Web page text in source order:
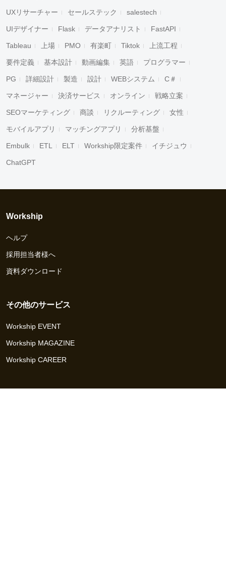
UXリサーチャー セールステック salestech
UIデザイナー Flask データアナリスト FastAPI
Tableau 上場 PMO 有楽町 Tiktok 上流工程
要件定義 基本設計 動画編集 英語 プログラマー
PG 詳細設計 製造 設計 WEBシステム C＃
マネージャー 決済サービス オンライン 戦略立案
SEOマーケティング 商談 リクルーティング 女性
モバイルアプリ マッチングアプリ 分析基盤
Embulk ETL ELT Workship限定案件 イチジュウ
ChatGPT
Workship
ヘルプ
採用担当者様へ
資料ダウンロード
その他のサービス
Workship EVENT
Workship MAGAZINE
Workship CAREER